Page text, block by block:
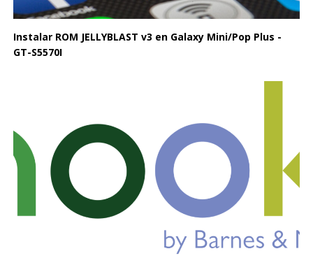
Instalar ROM JELLYBLAST v3 en Galaxy Mini/Pop Plus -
GT-S5570I